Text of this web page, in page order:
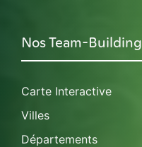
Nos Team-Building
Carte Interactive
Villes
Départements